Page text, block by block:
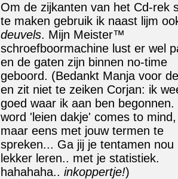
Om de zijkanten van het Cd-rek
te maken gebruik ik naast lijm
deuvels. Mijn Meister™
schroefboormachine lust er wel
en de gaten zijn binnen no-time
geboord. (Bedankt Manja voor
en zit niet te zeiken Corjan: ik
goed waar ik aan ben begonnen.
word 'leien dakje' comes to
maar eens met jouw termen te
spreken... Ga jij je tentamen nou
lekker leren.. met je statistiek.
hahahaha.. inkoppertje!)